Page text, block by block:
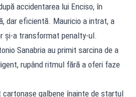
accidentarea lui Enciso, în
dar eficientă. Mauricio a intrat, a
și-a transformat penalty-ul.
Sanabria au primit sarcina de a
rupând ritmul fără a oferi faze
cartonașe galbene înainte de startul